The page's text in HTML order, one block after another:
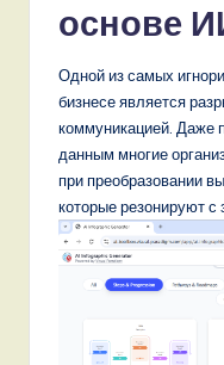
основе
Одной из самых
бизнесе является
коммуникацией. Даже
данным многие
при преобразовании
которые резонируют с